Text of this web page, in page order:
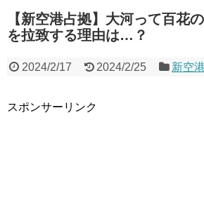
【新空港占拠】大河って百花
を拉致する理由は…？
2024/2/17 2024/2/25 新空
スポンサーリンク